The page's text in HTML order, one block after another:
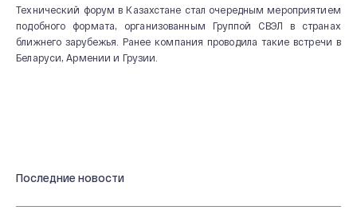
Технический форум в Казахстане стал очередным мероприятием
подобного формата, организованным Группой СВЭЛ в странах
ближнего зарубежья. Ранее компания проводила такие встречи в
Беларуси, Армении и Грузии.
Последние новости